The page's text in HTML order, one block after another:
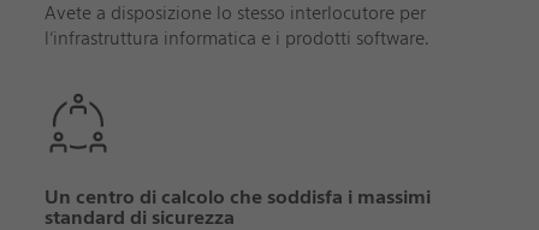
Avete a disposizione lo stesso interlocutore per
l’infrastruttura informatica e i prodotti software.
Un centro di calcolo che soddisfa i massimi
standard di sicurezza